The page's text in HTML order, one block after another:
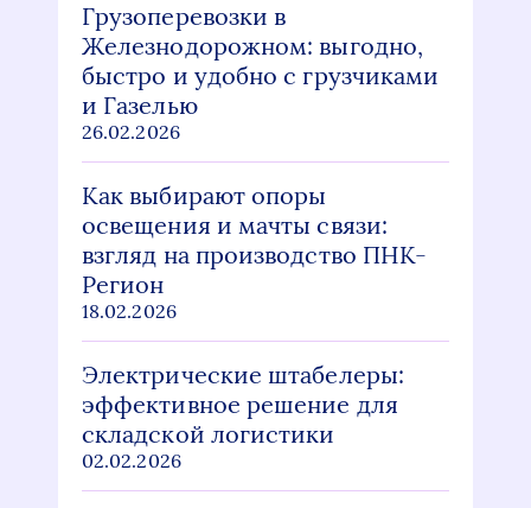
Грузоперевозки в
Железнодорожном: выгодно,
быстро и удобно с грузчиками
и Газелью
26.02.2026
Как выбирают опоры
освещения и мачты связи:
взгляд на производство ПНК-
Регион
18.02.2026
Электрические штабелеры:
эффективное решение для
складской логистики
02.02.2026